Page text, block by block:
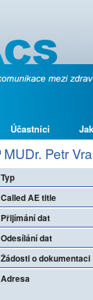
Účastníci
MUDr. Petr
Typ
Called AE title
Přijímání dat
Odesílání dat
Žádosti o dokumentaci
Adresa